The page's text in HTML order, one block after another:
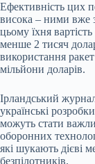
Ефективність цих
висока – ними вже
цьому їхня
менше 2 тисяч
використання
мільйони доларів.
Ірландський
українські
можуть стати
оборонних
які шукають дієві
безпілотників.